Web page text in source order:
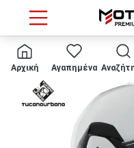
Αρχική Αγαπημένα
HOME ΚΡΑΝΟΣ ΜΗΧΑΝΗΣ